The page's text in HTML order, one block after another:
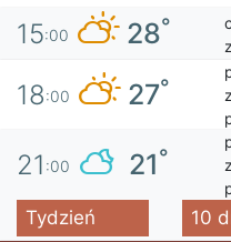
15:00 28°
18:00 27°
z
21 :00 21°
z
Tydzień 10